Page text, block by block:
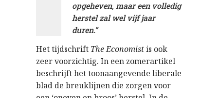
opgeheven, maar een volledig
herstel zal wel vijf jaar
duren.”
Het tijdschrift The Economistis ook
zeer voorzichtig. In een zomerartikel
beschrijft het toonaangevende liberale
blad de breuklijnen die zorgen voor